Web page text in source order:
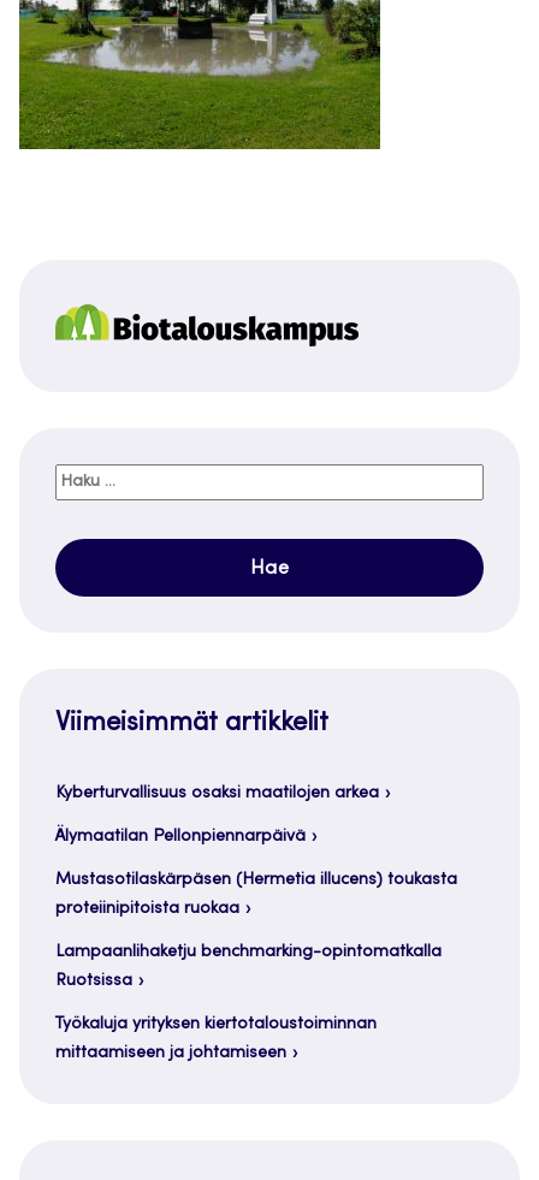
Haku:
Viimeisimmät artikkelit
Kyberturvallisuus osaksi maatilojen arkea
Älymaatilan Pellonpiennarpäivä
Mustasotilaskärpäsen (Hermetia illucens) toukasta
proteiinipitoista ruokaa
Lampaanlihaketju benchmarking-opintomatkalla
Ruotsissa
Työkaluja yrityksen kiertotaloustoiminnan
mittaamiseen ja johtamiseen